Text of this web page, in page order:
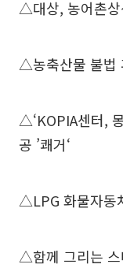
△대상, 농어촌상
△농축산물 불법
△‘KOPIA센터,
공 ’쾌거‘
△LPG 화물자동
△함께 그리는 스